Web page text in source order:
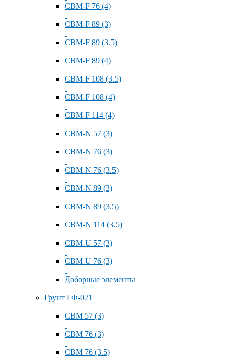
СВМ-F 76 (4)
СВМ-F 89 (3)
СВМ-F 89 (3.5)
СВМ-F 89 (4)
СВМ-F 108 (3.5)
СВМ-F 108 (4)
СВМ-F 114 (4)
СВМ-N 57 (3)
СВМ-N 76 (3)
СВМ-N 76 (3.5)
СВМ-N 89 (3)
СВМ-N 89 (3.5)
СВМ-N 114 (3.5)
СВМ-U 57 (3)
СВМ-U 76 (3)
Доборные элементы
Грунт ГФ-021
СВМ 57 (3)
СВМ 76 (3)
СВМ 76 (3.5)